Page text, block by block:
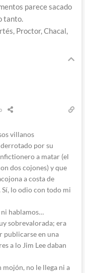
parece sacado
tanto.
Proctor, Chacal,
villanos
por su
a matar (el
dos cojones) y que
a costa de
Sí, lo odio con todo mi
hablamos…
sobrevalorada; era
publicarse en una
a lo Jim Lee daban
mojón, no le llega ni a